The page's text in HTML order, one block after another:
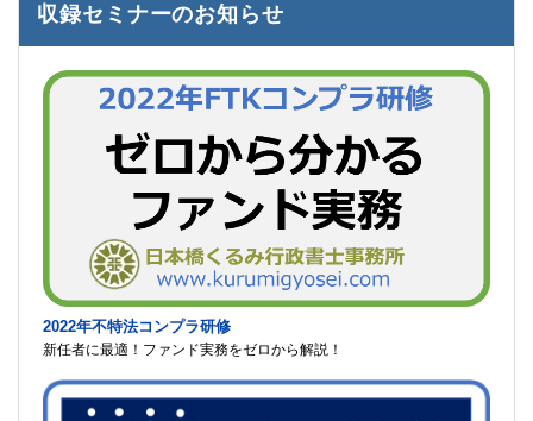
収録セミナーのお知らせ
2022年不特法コンプラ研修
新任者に最適！ファンド実務をゼロから解説！